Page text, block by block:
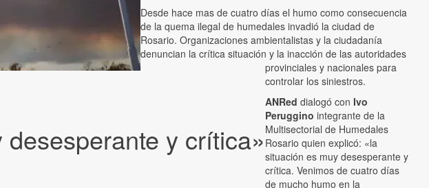
y crítica»
Desde hace mas de cuatro días el humo como consecuencia
de la quema ilegal de humedales invadió la ciudad de
Rosario. Organizaciones ambientalistas y la ciudadanía
denuncian la crítica situación y la inacción de las autoridades
provinciales y nacionales para
controlar los siniestros.
ANRed dialogó con Ivo
Peruggino integrante de la
Multisectorial de Humedales
Rosario quien explicó: «la
situación es muy desesperante y
crítica. Venimos de cuatro días
de mucho humo en la